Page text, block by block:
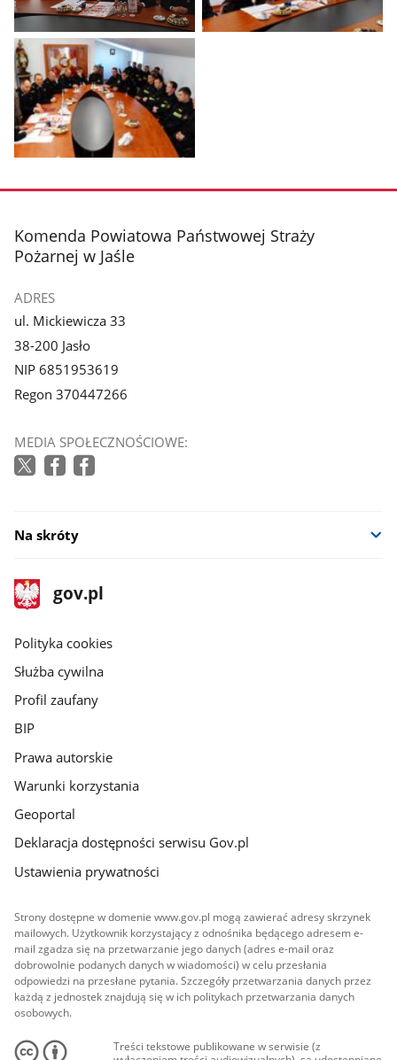
Pokaż
zdjęcie
1
z
galerii.
zdjęcie
galerii.
stopka
Komenda Powiatowa Państwowej Straży
Pożarnej w Jaśle
ADRES
ul. Mickiewicza 33
38-200 Jasło
NIP 6851953619
Regon 370447266
MEDIA SPOŁECZNOŚCIOWE:
Na skróty
stopka
gov.pl
Strona
gov.pl
gov.pl
Polityka cookies
Służba cywilna
Profil zaufany
BIP
Prawa autorskie
Warunki korzystania
Geoportal
Deklaracja dostępności serwisu Gov.pl
Ustawienia prywatności
Strony dostępne w domenie www.gov.pl mogą zawierać adresy skrzynek
mailowych. Użytkownik korzystający z odnośnika będącego adresem e-
mail zgadza się na przetwarzanie jego danych (adres e-mail oraz
dobrowolnie podanych danych w wiadomości) w celu przesłania
odpowiedzi na przesłane pytania. Szczegóły przetwarzania danych przez
każdą z jednostek znajdują się w ich politykach przetwarzania danych
osobowych.
Treści tekstowe publikowane w serwisie (z